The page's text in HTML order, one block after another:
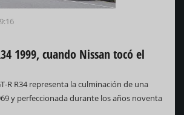
1999, cuando Nissan tocó el
R R34 representa la culminación de una
y perfeccionada durante los años noventa